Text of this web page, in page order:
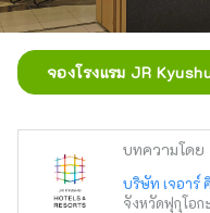
จองโรงแรม JR
บทความโดย
บริษัท เจอาร์
จังหวัดฟุกุโอกะ